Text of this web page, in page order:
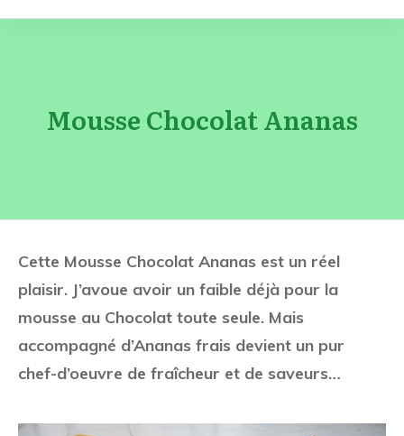
Mousse Chocolat Ananas
Cette Mousse Chocolat Ananas est un réel
plaisir. J’avoue avoir un faible déjà pour la
mousse au Chocolat toute seule. Mais
accompagné d’Ananas frais devient un pur
chef-d’oeuvre de fraîcheur et de saveurs…